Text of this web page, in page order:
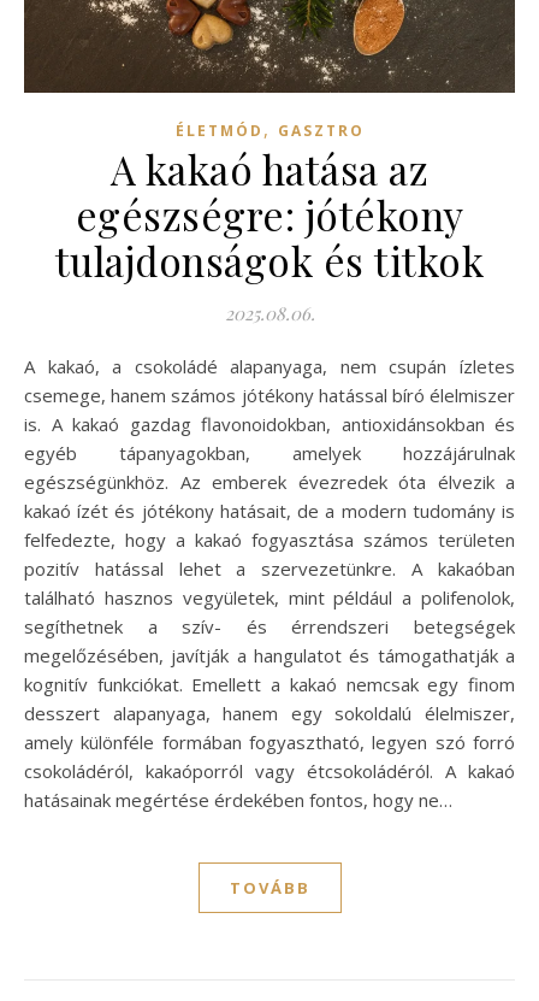
ÉLETMÓD , GASZTRO
A kakaó hatása az
egészségre: jótékony
tulajdonságok és titkok
2025.08.06.
A kakaó, a csokoládé alapanyaga, nem csupán ízletes
csemege, hanem számos jótékony hatással bíró élelmiszer
is. A kakaó gazdag flavonoidokban, antioxidánsokban és
egyéb tápanyagokban, amelyek hozzájárulnak
egészségünkhöz. Az emberek évezredek óta élvezik a
kakaó ízét és jótékony hatásait, de a modern tudomány is
felfedezte, hogy a kakaó fogyasztása számos területen
pozitív hatással lehet a szervezetünkre. A kakaóban
található hasznos vegyületek, mint például a polifenolok,
segíthetnek a szív- és érrendszeri betegségek
megelőzésében, javítják a hangulatot és támogathatják a
kognitív funkciókat. Emellett a kakaó nemcsak egy finom
desszert alapanyaga, hanem egy sokoldalú élelmiszer,
amely különféle formában fogyasztható, legyen szó forró
csokoládéról, kakaóporról vagy étcsokoládéról. A kakaó
hatásainak megértése érdekében fontos, hogy ne…
TOVÁBB